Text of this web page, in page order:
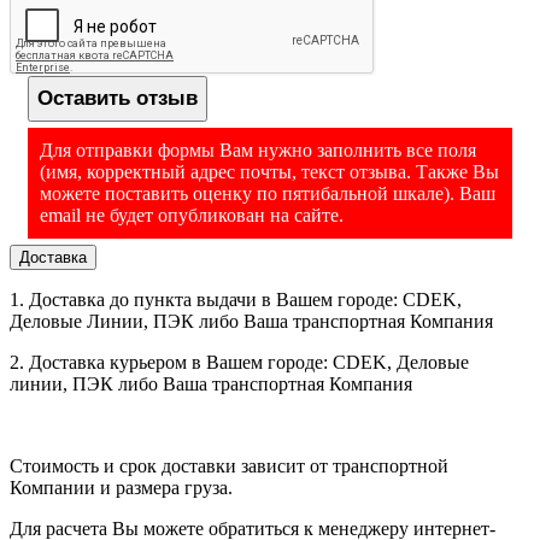
В основе конструкции находится прочная рама. Панели
корпуса сделаны из надежных материалов: пластика и
поликарбоната. Устройство обладает современным дизайном с
удобным расположением элементов интерфейса. Прибор с
размером корпуса 285х226х171 весит 2,045 кг.
Заказать термотрансферные принтеры этикеток по низкой
цене можно на сайте MERTECH. Только при обращении
напрямую к производителю доступны самые низкие цены.
Доставка оборудования проводится по всей России. Оставьте
заявку на сайте, чтобы обсудить условия заказа.
В комплекте:Принтер, Кабели подключения интерфейса USB,
Блок питания, Гарантийный талон, Упаковка
ЗАКАЗАТЬ ПРИНТЕР можно любым удобным для Вас
- либо через корзину кнопкой "В корзину";
- либо заказать обратный звонок;
Печать QR-кодов
Поддержка
Bartender
Да
Поддержка
принтером ОС
Windows 7/ 8/ 10/ 11, Linux, MacOS
Звуковая и
визуальная
индикация
принтера
Да
EasyLoad
Автоматический
отрезчик этикетки Опционально
Автоматический
отделитель
этикетки
Опционально
этикеток
Встроенные
Наличия бумаги, Открытия крышки,
Зазора этикетки, Температуры
Оставить отзыв
Для отправки формы Вам нужно заполнить все поля
(имя, корректный адрес почты, текст отзыва. Также Вы
можете поставить оценку по пятибальной шкале). Ваш
email не будет опубликован на сайте.
Доставка
1. Доставка до пункта выдачи в Вашем городе: CDEK,
Деловые Линии, ПЭК либо Ваша транспортная Компания
2. Доставка курьером в Вашем городе: CDEK, Деловые
линии, ПЭК либо Ваша транспортная Компания
Стоимость и срок доставки зависит от транспортной
Компании и размера груза.
Для расчета Вы можете обратиться к менеджеру интернет-